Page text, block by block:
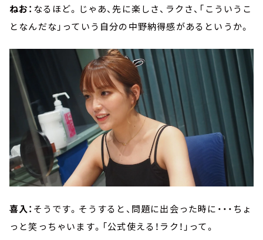
ねお： なるほど。じゃあ、先に楽しさ、ラクさ、「こういうこ
となんだな」っていう自分の中野納得感があるというか。
喜入： そうです。そうすると、問題に出会った時に・・・ちょ
っと笑っちゃいます。「公式使える！ラク！」って。